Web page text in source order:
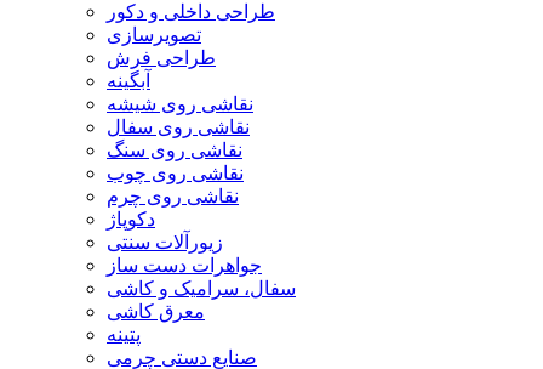
طراحی داخلی و دکور
تصویرسازی
طراحی فرش
آبگینه
نقاشی روی شیشه
نقاشی روی سفال
نقاشی روی سنگ
نقاشی روی چوب
نقاشی روی چرم
دکوپاژ
زیورآلات سنتی
جواهرات دست ساز
سفال، سرامیک و کاشی
معرق کاشی
پتینه
صنایع دستی چرمی